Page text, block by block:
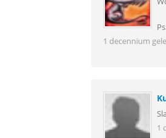
1 decennium
Sla
1